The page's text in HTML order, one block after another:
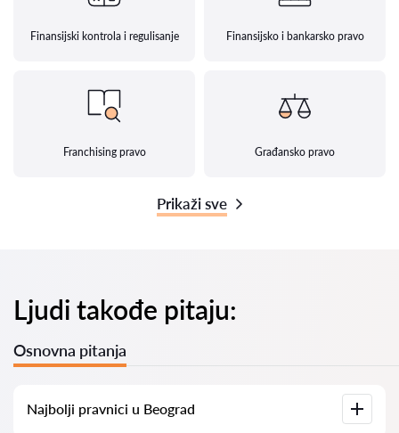
Finansijski kontrola i regulisanje Finansijsko i bankarsko pravo
Franchising pravo Građansko pravo
Prikaži sve
Ljudi takođe pitaju:
Osnovna pitanja
Najbolji pravnici u Beograd